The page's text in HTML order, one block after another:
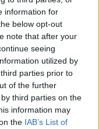
information for
below opt-out
note that after your
seeing
utilized by
parties prior to
of the further
third parties on the
information may
the IAB’s List of
ήδη ανακοινώσει
πετρελαίου
βαρέλια/ημέρα) με
επίπεδα, ενώ
τιμές των
του Ιράν στη